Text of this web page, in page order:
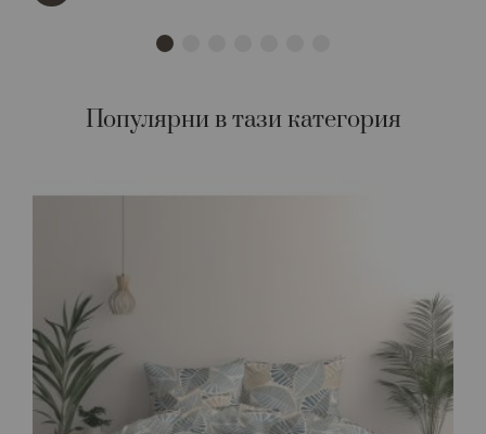
Популярни в тази категория